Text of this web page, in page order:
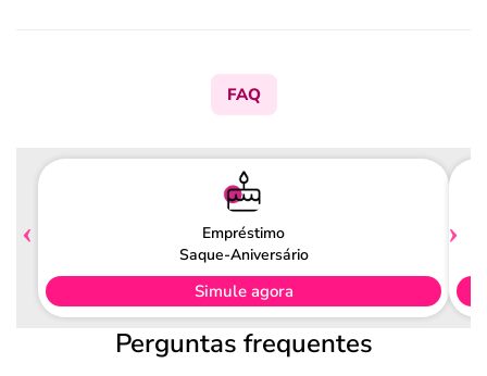
FAQ
Empréstimo
Saque-Aniversário
Simule agora
Perguntas frequentes